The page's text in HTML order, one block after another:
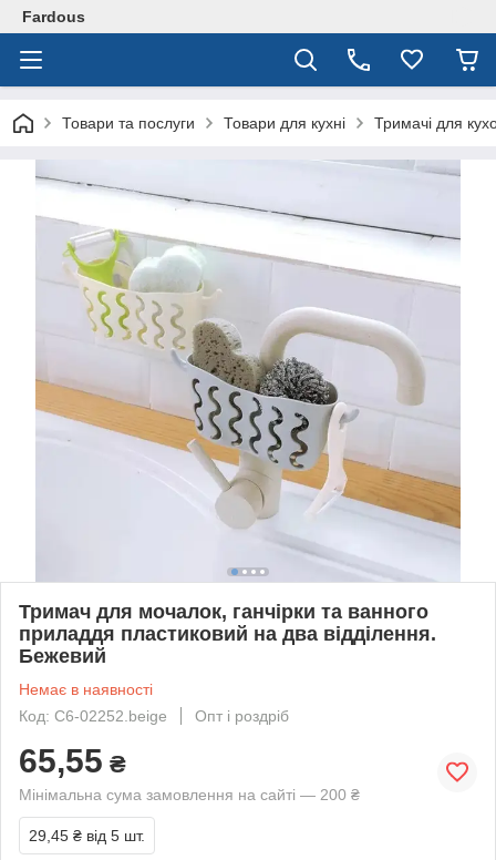
Fardous
Товари та послуги Товари для кухні Тримачі для
Тримач для мочалок, ганчірки та ванного
приладдя пластиковий на два відділення.
Бежевий
Немає в наявності
Код: С6-02252.beige
Опт і роздріб
65,55 ₴
Мінімальна сума замовлення на сайті — 200 ₴
29,45 ₴ від 5 шт.